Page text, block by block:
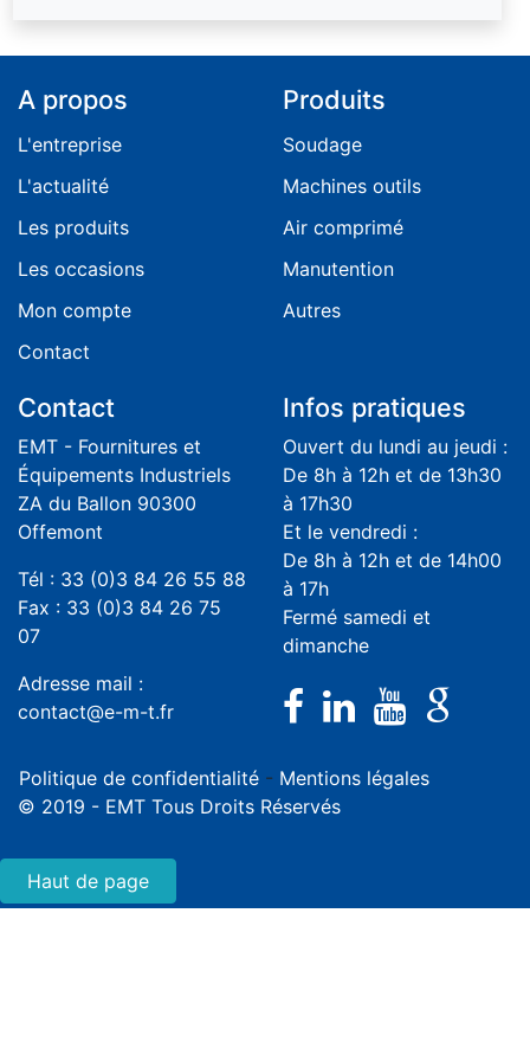
A propos
L'entreprise
L'actualité
Les produits
Les occasions
Mon compte
Contact
Produits
Soudage
Machines outils
Air comprimé
Manutention
Autres
Contact
EMT - Fournitures et
Équipements Industriels
ZA du Ballon 90300
Offemont
Tél : 33 (0)3 84 26 55 88
Fax : 33 (0)3 84 26 75
07
Adresse mail :
contact@e-m-t.fr
Infos pratiques
Ouvert du lundi au jeudi :
De 8h à 12h et de 13h30
à 17h30
Et le vendredi :
De 8h à 12h et de 14h00
à 17h
Fermé samedi et
dimanche
Politique de confidentialité - Mentions légales
© 2019 - EMT Tous Droits Réservés
Haut de page